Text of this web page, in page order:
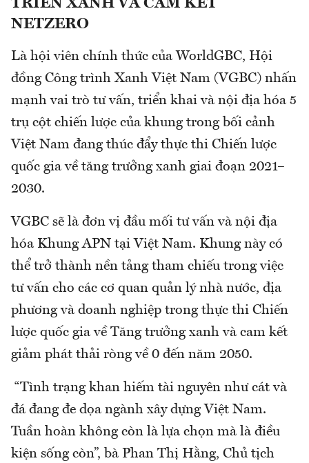
TRIỂN XANH VÀ CAM KẾT
NETZERO
Là hội viên chính thức của WorldGBC, Hội
đồng Công trình Xanh Việt Nam (VGBC) nhấn
mạnh vai trò tư vấn, triển khai và nội địa hóa 5
trụ cột chiến lược của khung trong bối cảnh
Việt Nam đang thúc đẩy thực thi Chiến lược
quốc gia về tăng trưởng xanh giai đoạn 2021–
2030.
VGBC sẽ là đơn vị đầu mối tư vấn và nội địa
hóa Khung APN tại Việt Nam. Khung này có
thể trở thành nền tảng tham chiếu trong việc
tư vấn cho các cơ quan quản lý nhà nước, địa
phương và doanh nghiệp trong thực thi Chiến
lược quốc gia về Tăng trưởng xanh và cam kết
giảm phát thải ròng về 0 đến năm 2050.
“Tình trạng khan hiếm tài nguyên như cát và
đá đang đe dọa ngành xây dựng Việt Nam.
Tuần hoàn không còn là lựa chọn mà là điều
kiện sống còn”, bà Phan Thị Hằng, Chủ tịch